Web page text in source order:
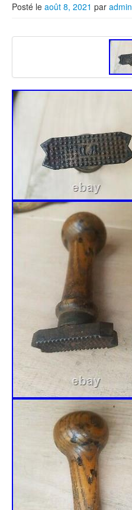
Posté le août 8, 2021 par admin